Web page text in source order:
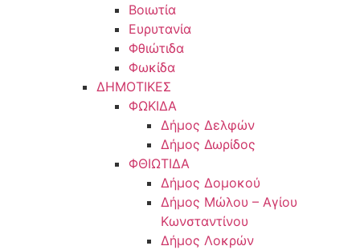
Βοιωτία
Ευρυτανία
Φθιώτιδα
Φωκίδα
ΔΗΜΟΤΙΚΕΣ
ΦΩΚΙΔΑ
Δήμος Δελφών
Δήμος Δωρίδος
ΦΘΙΩΤΙΔΑ
Δήμος Δομοκού
Δήμος Μώλου – Αγίου
Κωνσταντίνου
Δήμος Λοκρών